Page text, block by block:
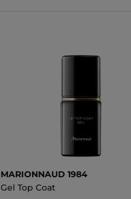
MARIONNAUD 1984
Gel Top Coat